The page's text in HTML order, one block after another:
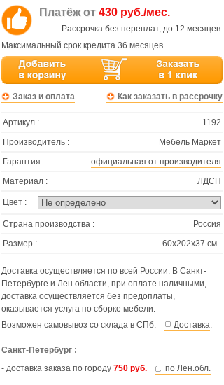
Платёж от 430 руб./мес.
Рассрочка без переплат, до 12 месяцев.
Максимальный срок кредита 36 месяцев.
Заказ и оплата Как заказать в рассрочку
Артикул :
1192
Производитель :
Мебель Маркет
Гарантия :
официальная от производителя
Материал :
ЛДСП
Цвет :
Страна производства :
Россия
Размер :
60х202х37 см
Доставка осуществляется по всей России. В Санкт-
Петербурге и Лен.области, при оплате наличными,
доставка осуществляется без предоплаты,
оказывается услуга по сборке мебели.
Возможен самовывоз со склада в СПб.
Доставка.
Санкт-Петербург :
- доставка заказа по городу 750 руб. по Лен.обл.